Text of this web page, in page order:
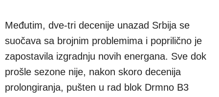
Međutim, dve-tri decenije unazad Srbija se
suočava sa brojnim problemima i poprilično je
zapostavila izgradnju novih energana. Sve dok
prošle sezone nije, nakon skoro decenija
prolongiranja, pušten u rad blok Drmno B3